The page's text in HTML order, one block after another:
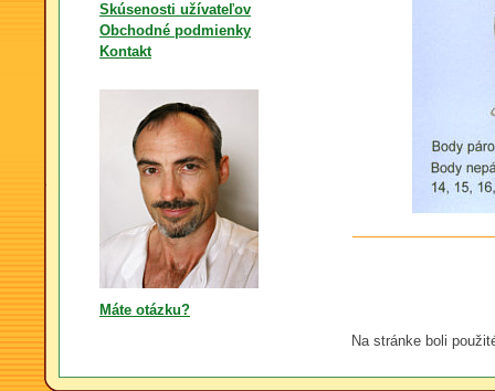
Skúsenosti užívateľov
Obchodné podmienky
Kontakt
Máte otázku?
Na stránke boli